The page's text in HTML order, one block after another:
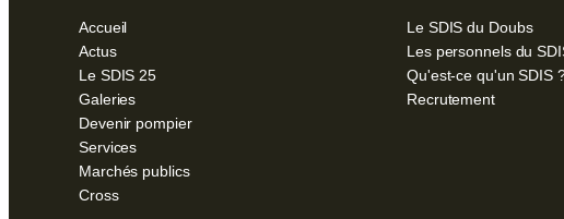
Accueil
Actus
Le SDIS 25
Galeries
Devenir pompier
Services
Marchés publics
Cross
Le SDIS du Doubs
Les personnels du
Qu'est-ce qu'un SDIS
Recrutement